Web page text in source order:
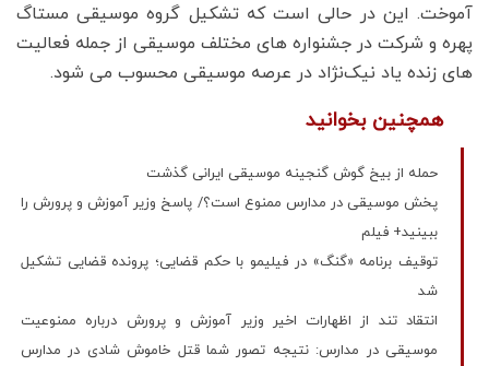
آموخت. این در حالی است که تشکیل گروه موسیقی مستاگ
پهره و شرکت در جشنواره های مختلف موسیقی از جمله فعالیت
های زنده یاد نیک‌نژاد در عرصه موسیقی محسوب می شود.
همچنین بخوانید
حمله‌ از بیخ گوش گنجینه موسیقی ایرانی گذشت
پخش موسیقی در مدارس ممنوع است؟/ پاسخ وزیر آموزش و پرورش را
ببینید+ فیلم
توقیف برنامه «گنگ» در فیلیمو با حکم قضایی؛ پرونده قضایی تشکیل
شد
انتقاد تند از اظهارات اخیر وزیر آموزش و پرورش درباره ممنوعیت
موسیقی در مدارس: نتیجه تصور شما قتل خاموش شادی در مدارس